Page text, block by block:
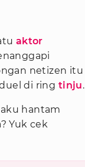
aktor
netizen itu
di ring tinju.
hantam
Yuk cek